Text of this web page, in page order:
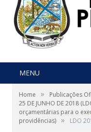
MENU
Home » Publicações
25 DE JUNHO DE 2018
orçamentárias para o
providências) » LDO